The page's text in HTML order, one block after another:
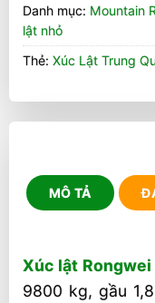
Danh mục: Mountain
lật nhỏ
Thẻ: Xúc Lật Trung
MÔ TẢ
Xúc lật
9800 kg, gầu